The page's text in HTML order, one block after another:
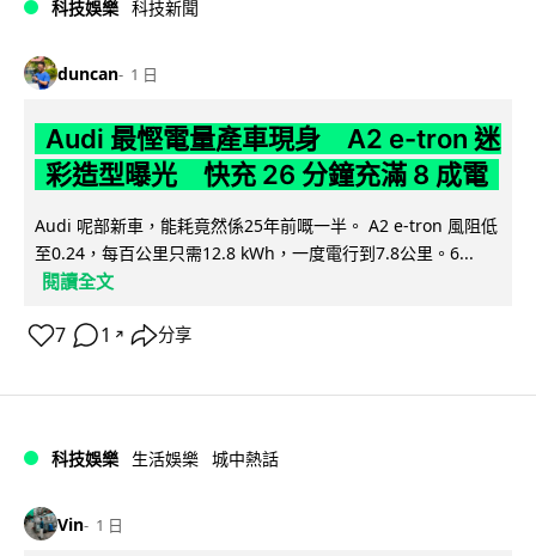
科技娛樂 科技新聞
duncan 1 日
Audi 最慳電量產車現身 A2 e-tron 迷
彩造型曝光 快充 26 分鐘充滿 8 成電
Audi 呢部新車，能耗竟然係25年前嘅一半。 A2 e-tron 風阻低
至0.24，每百公里只需12.8 kWh，一度電行到7.8公里。6...
閱讀全文
7 1 ↗ 分享
科技娛樂 生活娛樂 城中熱話
Vin 1 日